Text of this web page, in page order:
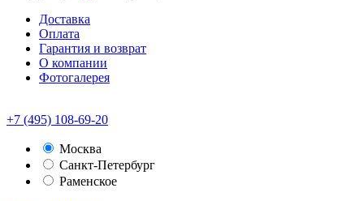
Доставка
Оплата
Гарантия и возврат
О компании
Фотогалерея
+7 (495) 108-69-20
Москва
Санкт-Петербург
Раменское